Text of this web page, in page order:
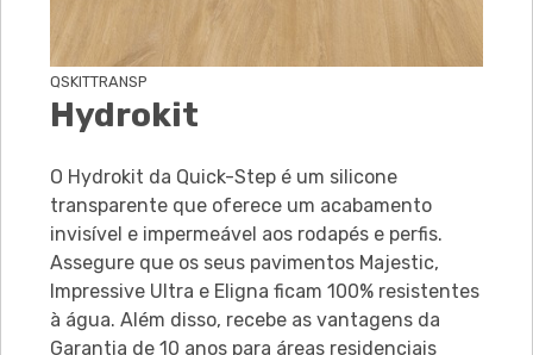
QSKITTRANSP
Hydrokit
O Hydrokit da Quick-Step é um silicone
transparente que oferece um acabamento
invisível e impermeável aos rodapés e perfis.
Assegure que os seus pavimentos Majestic,
Impressive Ultra e Eligna ficam 100% resistentes
à água. Além disso, recebe as vantagens da
Garantia de 10 anos para áreas residenciais